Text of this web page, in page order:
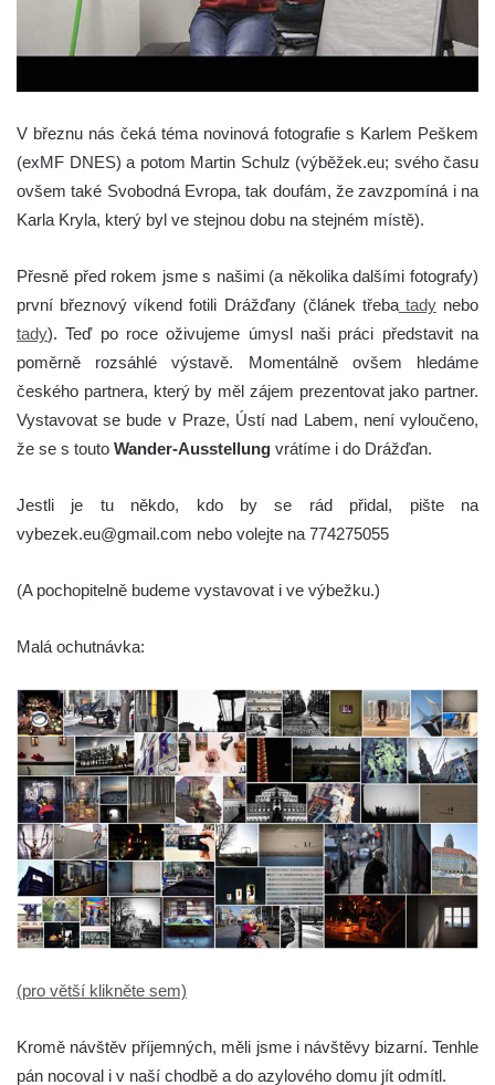
V březnu nás čeká téma novinová fotografie s Karlem Peškem
(exMF DNES) a potom Martin Schulz (výběžek.eu; svého času
ovšem také Svobodná Evropa, tak doufám, že zavzpomíná i na
Karla Kryla, který byl ve stejnou dobu na stejném místě).
Přesně před rokem jsme s našimi (a několika dalšími fotografy)
první březnový víkend fotili Drážďany (článek třebatadynebo
tady). Teď po roce oživujeme úmysl naši práci představit na
poměrně rozsáhlé výstavě. Momentálně ovšem hledáme
českého partnera, který by měl zájem prezentovat jako partner.
Vystavovat se bude v Praze, Ústí nad Labem, není vyloučeno,
že se s touto Wander-Ausstellung vrátíme i do Drážďan.
Jestli je tu někdo, kdo by se rád přidal, pište na
vybezek.eu@gmail.com nebo volejte na 774275055
(A pochopitelně budeme vystavovat i ve výbežku.)
Malá ochutnávka:
(pro větší klikněte sem)
Kromě návštěv příjemných, měli jsme i návštěvy bizarní. Tenhle
pán nocoval i v naší chodbě a do azylového domu jít odmítl.